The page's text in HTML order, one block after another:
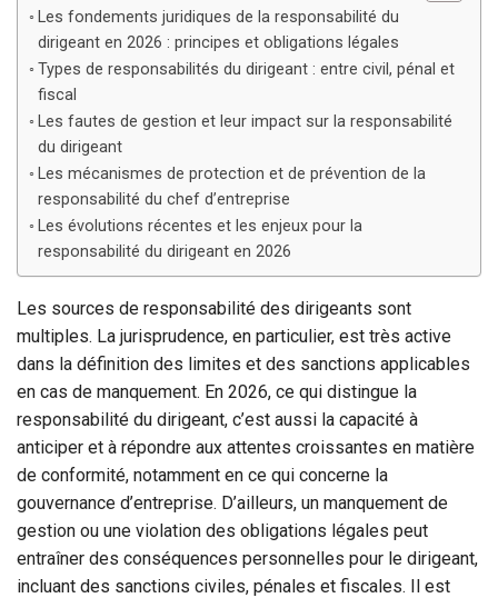
Les fondements juridiques de la responsabilité du
dirigeant en 2026 : principes et obligations légales
Types de responsabilités du dirigeant : entre civil, pénal et
fiscal
Les fautes de gestion et leur impact sur la responsabilité
du dirigeant
Les mécanismes de protection et de prévention de la
responsabilité du chef d’entreprise
Les évolutions récentes et les enjeux pour la
responsabilité du dirigeant en 2026
Les sources de responsabilité des dirigeants sont
multiples. La jurisprudence, en particulier, est très active
dans la définition des limites et des sanctions applicables
en cas de manquement. En 2026, ce qui distingue la
responsabilité du dirigeant, c’est aussi la capacité à
anticiper et à répondre aux attentes croissantes en matière
de conformité, notamment en ce qui concerne la
gouvernance d’entreprise. D’ailleurs, un manquement de
gestion ou une violation des obligations légales peut
entraîner des conséquences personnelles pour le dirigeant,
incluant des sanctions civiles, pénales et fiscales. Il est